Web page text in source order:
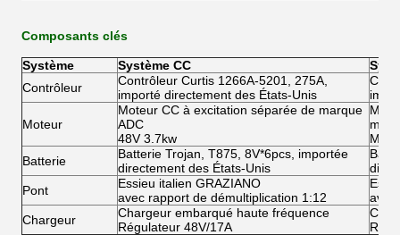
Composants clés
Système Système CC
Contrôleur
Contrôleur Curtis 1266A-5201, 275A,
importé directement des États-Unis
Moteur
Moteur CC à excitation séparée de marque
ADC
48V 3.7kw
Batterie
Batterie Trojan, T875, 8V*6pcs, importée
directement des États-Unis
Pont
Essieu italien GRAZIANO
avec rapport de démultiplication 1:12
avec
Chargeur
Chargeur embarqué haute fréquence
Régulateur 48V/17A